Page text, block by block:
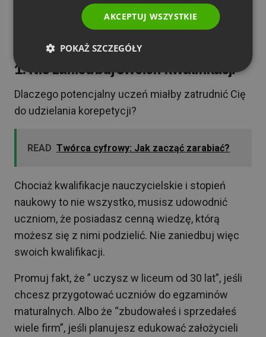
swojej nowej firmie najlepszą okazję do
odniesienia sukcesu – zarówno teraz, jak i w
przyszłości.
1. Nie zaniedbuj swoich kwalifikacji
Dlaczego potencjalny uczeń miałby zatrudnić Cię
do udzielania korepetycji?
READ Twórca cyfrowy: Jak zacząć zarabiać?
Chociaż kwalifikacje nauczycielskie i stopień
naukowy to nie wszystko, musisz udowodnić
uczniom, że posiadasz cenną wiedzę, którą
możesz się z nimi podzielić. Nie zaniedbuj więc
swoich kwalifikacji.
Promuj fakt, że ” uczysz w liceum od 30 lat”, jeśli
chcesz przygotować uczniów do egzaminów
maturalnych. Albo że “zbudowałeś i sprzedałeś
wiele firm”, jeśli planujesz edukować założycieli
AKCEPTUJ WSZYSTKIE
POKAŻ SZCZEGÓŁY